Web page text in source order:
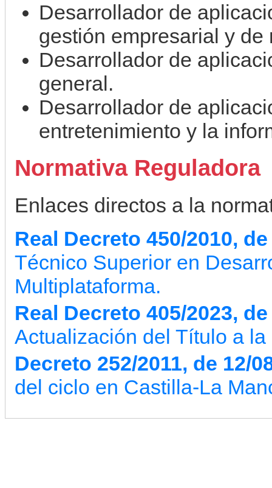
Desarrollador de
gestión empresarial y de
Desarrollador de
general.
Desarrollador de
entretenimiento y la
Normativa Reguladora
Enlaces directos a la
Real Decreto 450/2010,
Técnico Superior en
Multiplataforma.
Real Decreto 405/2023,
Actualización del Título a la
Decreto 252/2011, de 12/
del ciclo en Castilla-La